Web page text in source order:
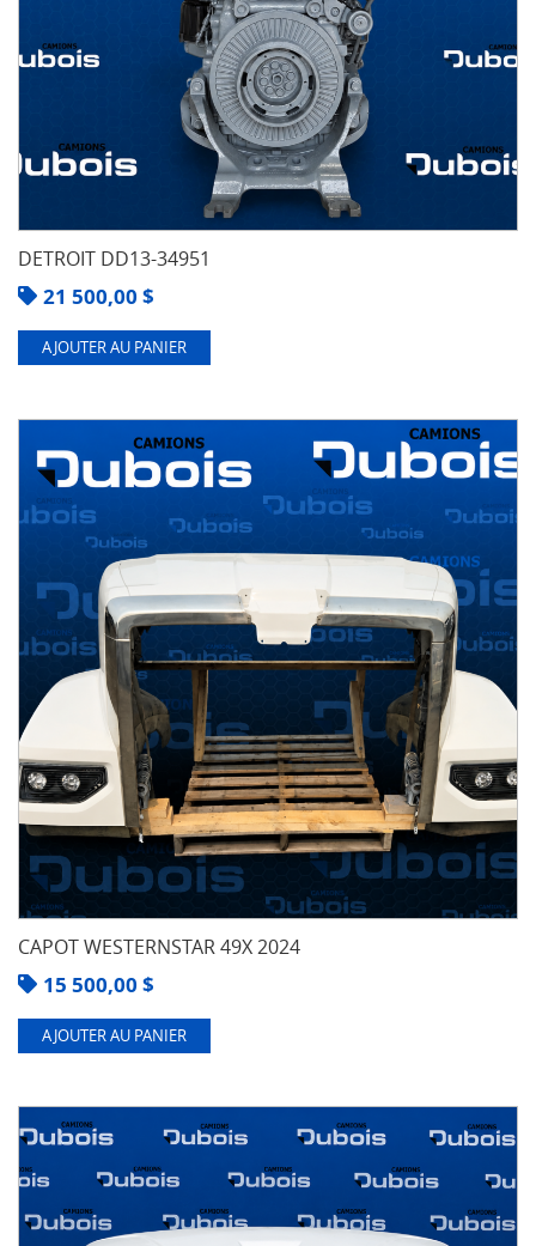
DETROIT DD13-34951
21 500,00 $
AJOUTER AU PANIER
CAPOT WESTERNSTAR 49X 2024
15 500,00 $
AJOUTER AU PANIER